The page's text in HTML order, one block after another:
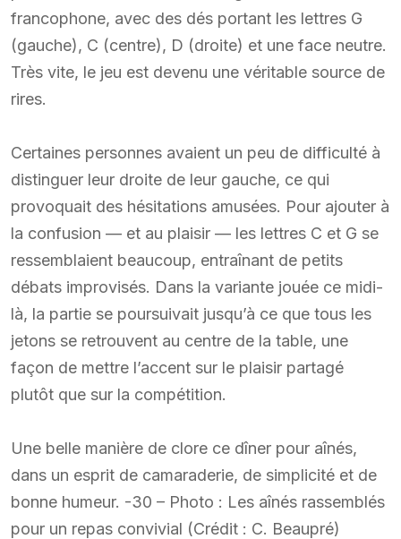
francophone, avec des dés portant les lettres G
(gauche), C (centre), D (droite) et une face neutre.
Très vite, le jeu est devenu une véritable source de
rires.
Certaines personnes avaient un peu de difficulté à
distinguer leur droite de leur gauche, ce qui
provoquait des hésitations amusées. Pour ajouter à
la confusion — et au plaisir — les lettres C et G se
ressemblaient beaucoup, entraînant de petits
débats improvisés. Dans la variante jouée ce midi-
là, la partie se poursuivait jusqu’à ce que tous les
jetons se retrouvent au centre de la table, une
façon de mettre l’accent sur le plaisir partagé
plutôt que sur la compétition.
Une belle manière de clore ce dîner pour aînés,
dans un esprit de camaraderie, de simplicité et de
bonne humeur. -30 – Photo : Les aînés rassemblés
pour un repas convivial (Crédit : C. Beaupré)